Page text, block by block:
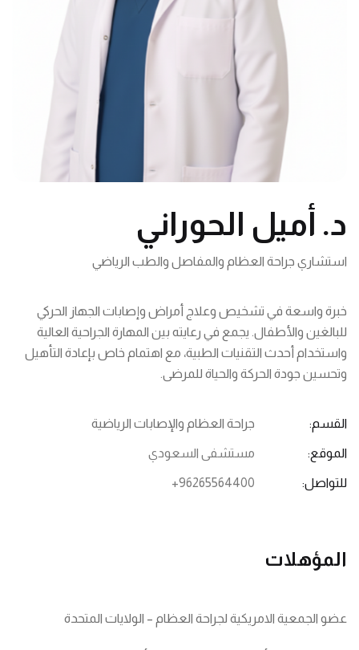
د. أميل الحوراني
استشاري جراحة العظام والمفاصل والطب الرياضي
خبرة واسعة في تشخيص وعلاج أمراض وإصابات الجهاز الحركي
للبالغين والأطفال. يجمع في رعايته بين المهارة الجراحية العالية
واستخدام أحدث التقنيات الطبية، مع اهتمام خاص بإعادة التأهيل
وتحسين جودة الحركة والحياة للمرضى.
القسم: جراحة العظام والإصابات الرياضية
الموقع: مستشفى السعودي
للتواصل: +96265564400
المؤهلات
عضو الجمعية الامريكية لجراحة العظام – الولايات المتحدة